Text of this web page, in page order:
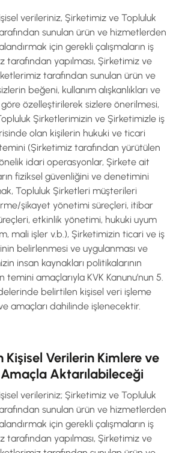
verileriniz, Şirketimiz ve Topluluk
sunulan ürün ve hizmetlerden
için gerekli çalışmaların iş
tarafından yapılması, Şirketimiz ve
tarafından sunulan ürün ve
beğeni, kullanım alışkanlıkları ve
özelleştirilerek sizlere önerilmesi,
Şirketlerimizin ve Şirketimizle iş
olan kişilerin hukuki ve ticari
(Şirketimiz tarafından yürütülen
idari operasyonlar, Şirkete ait
fiziksel güvenliğini ve denetimini
Topluluk Şirketleri müşterileri
şikayet yönetimi süreçleri, itibar
etkinlik yönetimi, hukuki uyum
mali işler v.b.), Şirketimizin ticari ve iş
belirlenmesi ve uygulanması ve
insan kaynakları politikalarının
temini amaçlarıyla KVK Kanunu’nun 5.
belirtilen kişisel veri işleme
amaçları dahilinde işlenecektir.
Kişisel Verilerin Kimlere ve
Aktarılabileceği
verileriniz; Şirketimiz ve Topluluk
sunulan ürün ve hizmetlerden
için gerekli çalışmaların iş
tarafından yapılması, Şirketimiz ve